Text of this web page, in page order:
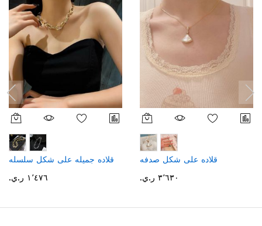
قلاده جميله على شكل سلسله
١٬٤٧٦ ر.ي.‏
قلاده على شكل صدفه
٣٬٦٣٠ ر.ي.‏